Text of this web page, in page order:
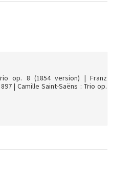
op. 8 (1854 version) | Franz
| Camille Saint-Saëns : Trio op.